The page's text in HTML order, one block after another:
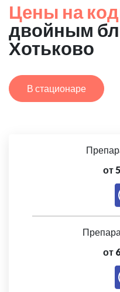
Цены на
двойным
Хотьково
В стационаре
от
от